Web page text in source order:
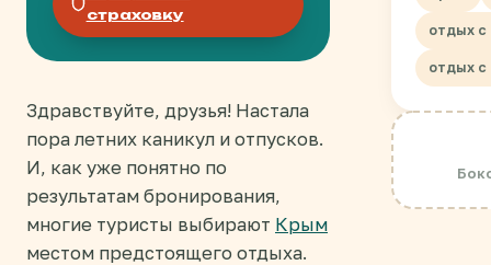
страховку
Здравствуйте, друзья! Настала
пора летних каникул и отпусков.
И, как уже понятно по
результатам бронирования,
многие туристы выбирают Крым
местом предстоящего отдыха.
отдых с
отдых с